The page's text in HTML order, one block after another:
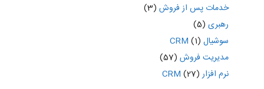
خدمات پس از فروش (3)
رهبری (5)
سوشیال CRM (1)
مدیریت فروش (57)
نرم افزار CRM(27)